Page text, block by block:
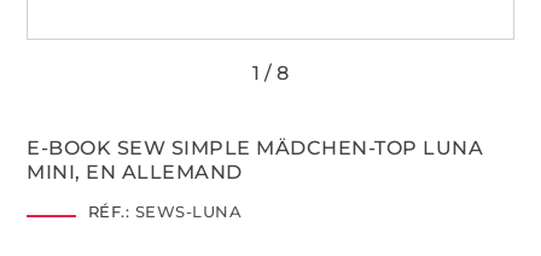
E-BOOK SEW SIMPLE MÄDCHEN-TOP LUNA
MINI, EN ALLEMAND
RÉF.: SEWS-LUNA